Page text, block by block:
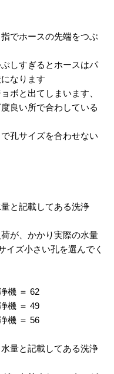
でホースの先端をつぶ
しすぎるとホースはパ
なります
ボと出てしまいます、
良い所で合わしている
孔サイズを合わせない
と記載してある洗浄
が、かかり実際の水量
イズ小さい孔を選んでく
機 ＝ 62
機 ＝ 49
機 ＝ 56
量と記載してある洗浄